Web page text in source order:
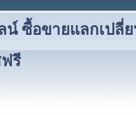
ซื้อขายแลกเปลี่
รี